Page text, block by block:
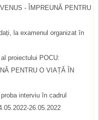
- ÎMPREUNĂ PENTRU
la examenul organizat în
proiectului POCU:
PENTRU O VIAȚĂ ÎN
interviu în cadrul
26.05.2022